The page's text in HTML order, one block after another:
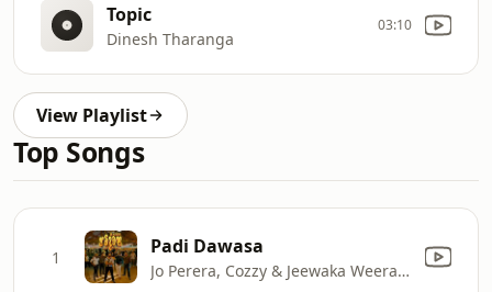
Topic
Dinesh Tharanga
03:10
View Playlist
Top Songs
1 Padi Dawasa
Jo Perera, Cozzy & Jeewaka Weerasinghe